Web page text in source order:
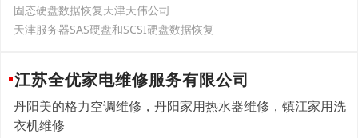
固态硬盘数据恢复天津天伟公司
天津服务器SAS硬盘和SCSI硬盘数据恢复
江苏全优家电维修服务有限公司
丹阳美的格力空调维修，丹阳家用热水器维修，镇江家用洗
衣机维修